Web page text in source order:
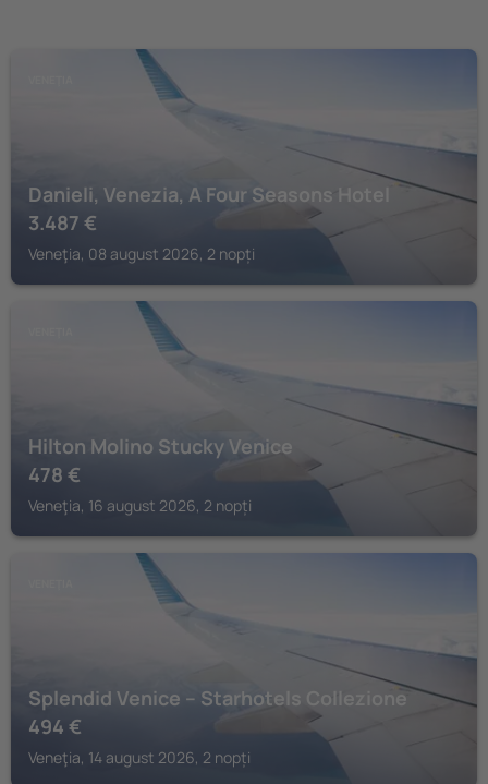
Danieli, Venezia, A Four Seasons Hotel
3.487 €
Veneţia, 08 august 2026, 2 nopți
Hilton Molino Stucky Venice
478 €
Veneţia, 16 august 2026, 2 nopți
Splendid Venice – Starhotels Collezione
494 €
Veneţia, 14 august 2026, 2 nopți